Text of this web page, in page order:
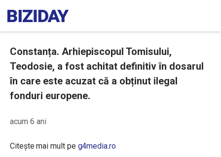
Constanța. Arhiepiscopul Tomisului,
Teodosie, a fost achitat definitiv în dosarul
în care este acuzat că a obținut ilegal
fonduri europene.
acum 6 ani
Citește mai mult pe g4media.ro